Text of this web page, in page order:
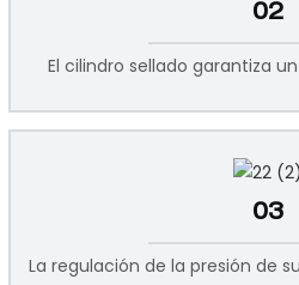
02
El cilindro sellado garantiza
03
La regulación de la presión de